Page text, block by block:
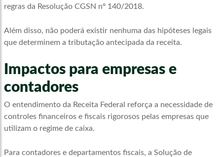
regras da Resolução CGSN nº 140/2018.
Além disso, não poderá existir nenhuma das hipóteses legais
que determinem a tributação antecipada da receita.
Impactos para empresas e
contadores
O entendimento da Receita Federal reforça a necessidade de
controles financeiros e fiscais rigorosos pelas empresas que
utilizam o regime de caixa.
Para contadores e departamentos fiscais, a Solução de